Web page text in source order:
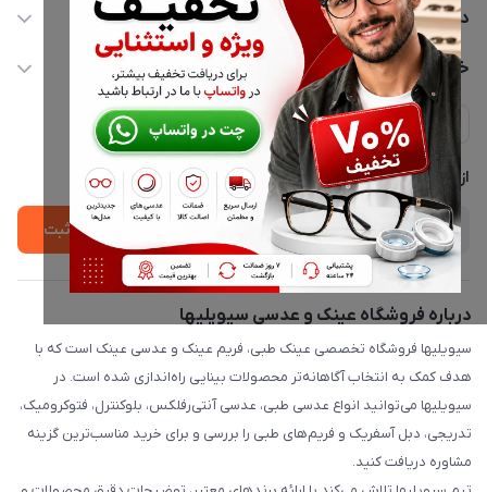
02177116909
info@civiliha.com
ارسال فوری در تهران + ارسال به سراسر کشور
دسترسی سریع
حساب کاربری
مجله فروشگاه
لیست محصولات
درباره ما
خدمات مشتریان
حریم خصوصی
پشتیبانی واتساپ 09397003162
از جدید‌ترین تخفیف‌ها با‌ خبر شوید
ثبت
درباره فروشگاه عینک و عدسی سیویلیها
سیویلیها فروشگاه تخصصی عینک طبی، فریم عینک و عدسی عینک است که با
هدف کمک به انتخاب آگاهانه‌تر محصولات بینایی راه‌اندازی شده است. در
سیویلیها می‌توانید انواع عدسی طبی، عدسی آنتی‌رفلکس، بلوکنترل، فتوکرومیک،
تدریجی، دبل آسفریک و فریم‌های طبی را بررسی و برای خرید مناسب‌ترین گزینه
مشاوره دریافت کنید.